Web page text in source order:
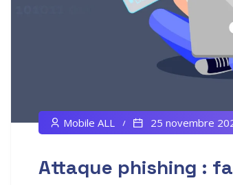
Mobile ALL 25 novembre
Attaque phishing :